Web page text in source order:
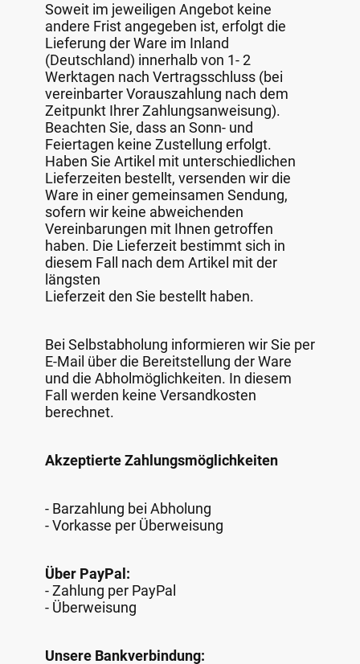
Soweit im jeweiligen Angebot keine
andere Frist angegeben ist, erfolgt die
Lieferung der Ware im Inland
(Deutschland) innerhalb von 1- 2
Werktagen nach Vertragsschluss (bei
vereinbarter Vorauszahlung nach dem
Zeitpunkt Ihrer Zahlungsanweisung).
Beachten Sie, dass an Sonn- und
Feiertagen keine Zustellung erfolgt.
Haben Sie Artikel mit unterschiedlichen
Lieferzeiten bestellt, versenden wir die
Ware in einer gemeinsamen Sendung,
sofern wir keine abweichenden
Vereinbarungen mit Ihnen getroffen
haben. Die Lieferzeit bestimmt sich in
diesem Fall nach dem Artikel mit der
längsten
Lieferzeit den Sie bestellt haben.
Bei Selbstabholung informieren wir Sie per
E-Mail über die Bereitstellung der Ware
und die Abholmöglichkeiten. In diesem
Fall werden keine Versandkosten
berechnet.
Akzeptierte Zahlungsmöglichkeiten
- Barzahlung bei Abholung
- Vorkasse per Überweisung
Über PayPal:
- Zahlung per PayPal
- Überweisung
Unsere Bankverbindung: